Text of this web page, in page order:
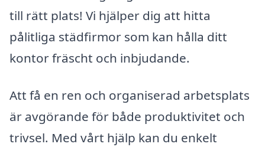
till rätt plats! Vi hjälper dig att hitta
pålitliga städfirmor som kan hålla ditt
kontor fräscht och inbjudande.
Att få en ren och organiserad arbetsplats
är avgörande för både produktivitet och
trivsel. Med vårt hjälp kan du enkelt